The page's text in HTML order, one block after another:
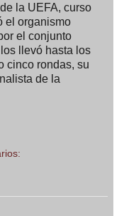
la UEFA, curso
el organismo
el conjunto
llevó hasta los
cinco rondas, su
de la